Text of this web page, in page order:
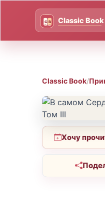
Classic Book/
Хочу